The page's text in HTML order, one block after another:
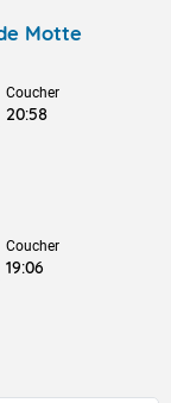
Motte
Coucher
20:58
Coucher
19:06